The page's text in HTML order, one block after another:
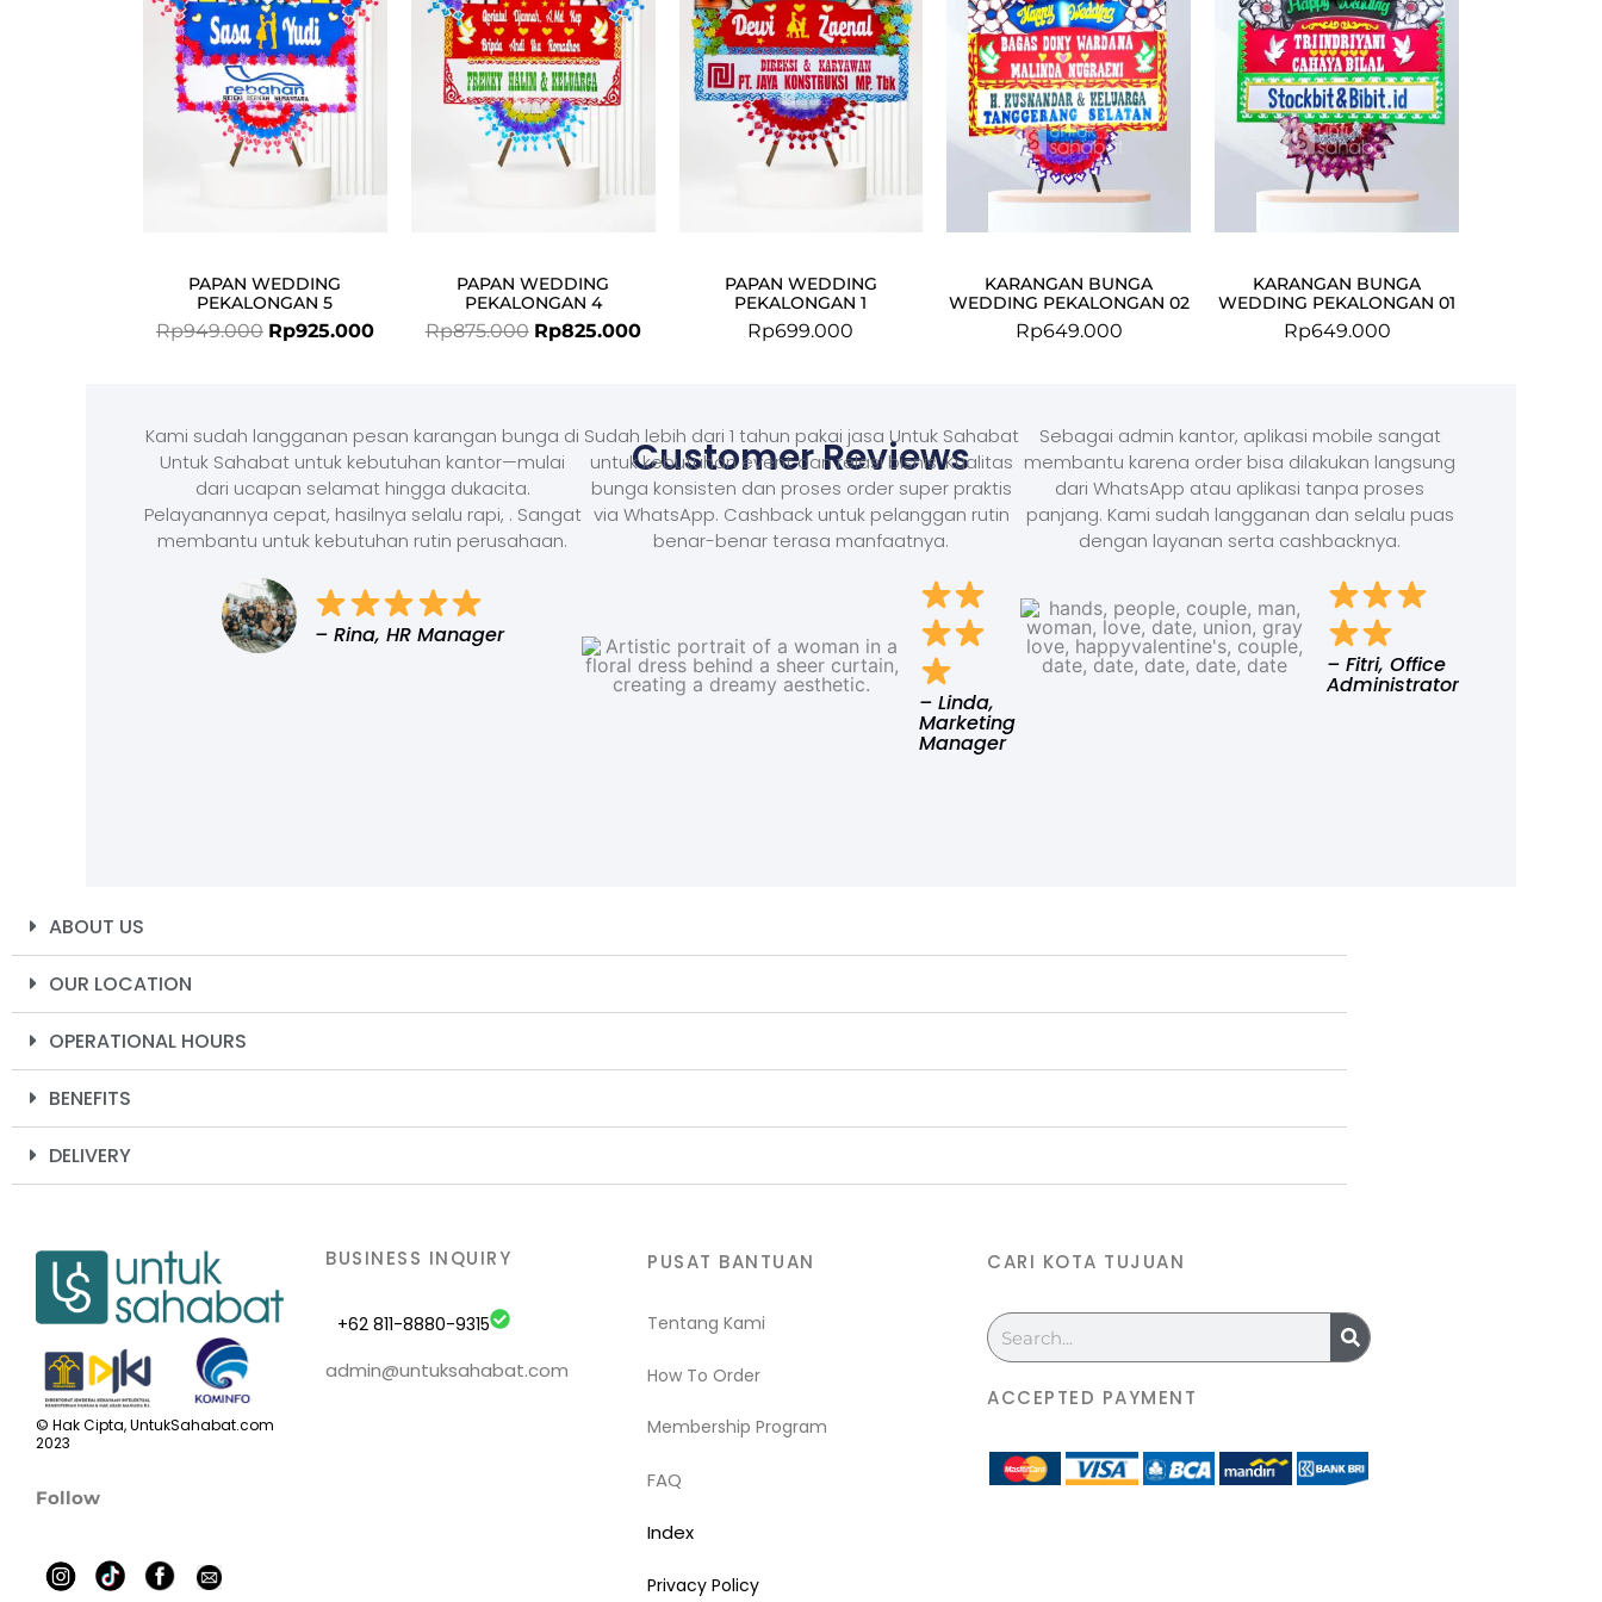
PAPAN WEDDING
PEKALONGAN 5
Rp949.000
Rp949.000.
Rp925.000
Rp925.000.
PAPAN WEDDING
PEKALONGAN 4
Rp875.000
Rp875.000.
Rp825.000
Rp825.000.
PAPAN WEDDING
PEKALONGAN 1
Rp699.000
KARANGAN BUNGA
WEDDING PEKALONGAN 02
Rp649.000
KARANGAN BUNGA
WEDDING PEKALONGAN 01
Rp649.000
Customer Reviews
Kami sudah langganan pesan karangan bunga di
Untuk Sahabat untuk kebutuhan kantor—mulai
dari ucapan selamat hingga dukacita.
Pelayanannya cepat, hasilnya selalu rapi, . Sangat
membantu untuk kebutuhan rutin perusahaan.
– Rina, HR Manager
Sudah lebih dari 1 tahun pakai jasa Untuk Sahabat
untuk kebutuhan event dan relasi bisnis. Kualitas
bunga konsisten dan proses order super praktis
via WhatsApp. Cashback untuk pelanggan rutin
benar-benar terasa manfaatnya.
– Linda,
Marketing
Manager
Sebagai admin kantor, aplikasi mobile sangat
membantu karena order bisa dilakukan langsung
dari WhatsApp atau aplikasi tanpa proses
panjang. Kami sudah langganan dan selalu puas
dengan layanan serta cashbacknya.
– Fitri, Office
Administrator
ABOUT US
OUR LOCATION
OPERATIONAL HOURS
BENEFITS
DELIVERY
© Hak Cipta, UntukSahabat.com
2023
Follow
BUSINESS INQUIRY
+62 811-8880-9315
admin@untuksahabat.com
PUSAT BANTUAN
Tentang Kami
How To Order
Membership Program
FAQ
Index
Privacy Policy
CARI KOTA TUJUAN
Search
ACCEPTED PAYMENT